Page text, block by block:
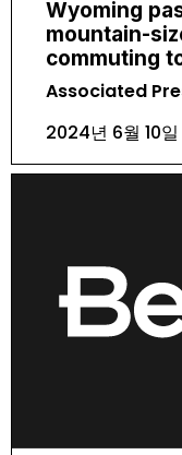
Wyoming
mountain-
commuting
Associated
2024년 6월 10일